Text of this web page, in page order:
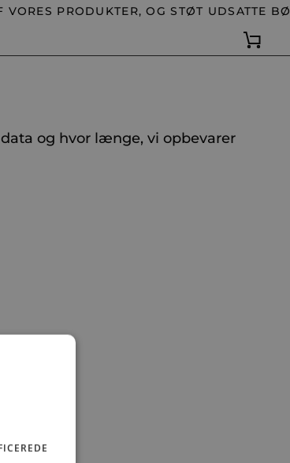
PRODUKTER, OG STØT UDSATTE
Kurv
og hvor længe, vi opbevarer